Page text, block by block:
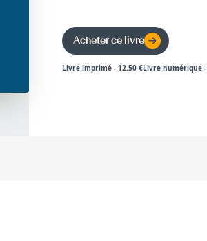
Acheter ce livre
Livre imprimé - 12.50 €Livre numérique -